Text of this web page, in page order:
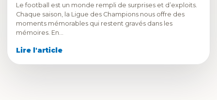
Le football est un monde rempli de surprises et d’exploits.
Chaque saison, la Ligue des Champions nous offre des
moments mémorables qui restent gravés dans les
mémoires. En…
Lire l'article